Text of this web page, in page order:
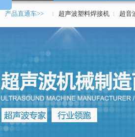
产品直通车>> 超声波塑料焊接机 超音